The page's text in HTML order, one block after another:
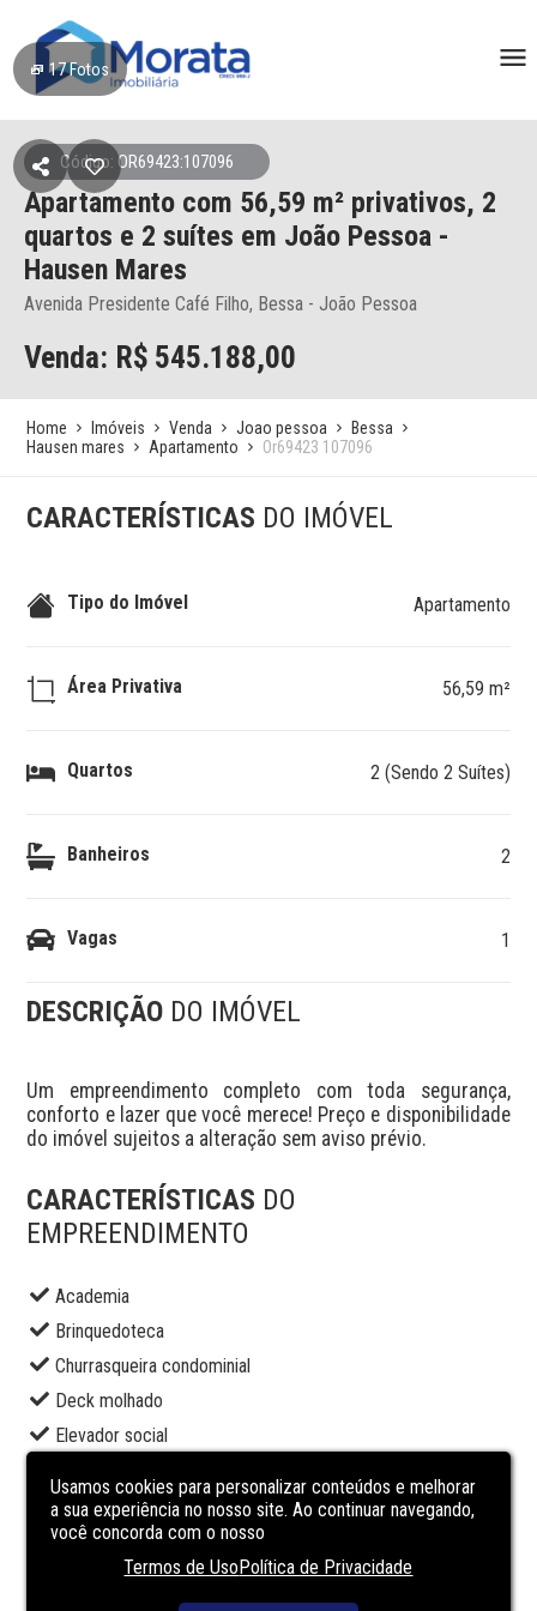
17Fotos
Código: OR69423:107096
Apartamento com 56,59 m² privativos, 2
quartos e 2 suítes em João Pessoa -
Hausen Mares
Avenida Presidente Café Filho, Bessa - João Pessoa
Venda: R$ 545.188,00
Home Imóveis Venda Joao pessoa
Bessa
Hausen mares
Apartamento Or69423 107096
CARACTERÍSTICAS DO IMÓVEL
Tipo do Imóvel Apartamento
Área Privativa 56,59 m²
Quartos 2 (Sendo 2 Suítes)
Banheiros 2
Vagas 1
DESCRIÇÃO DO IMÓVEL
Um empreendimento completo com toda segurança,
conforto e lazer que você merece! Preço e disponibilidade
do imóvel sujeitos a alteração sem aviso prévio.
CARACTERÍSTICAS DO
EMPREENDIMENTO
Academia
Brinquedoteca
Churrasqueira condominial
Deck molhado
Elevador social
Piscina adulto
Piscina infantil
Usamos cookies para personalizar conteúdos e melhorar
a sua experiência no nosso site. Ao continuar navegando,
você concorda com o nosso
Termos de UsoPolítica de Privacidade